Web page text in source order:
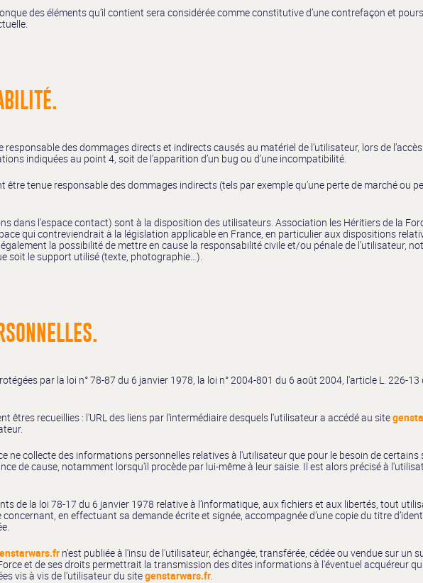
des éléments qu’il contient sera considérée comme constitutive d’une contrefaçon et
des dommages directs et indirects causés au matériel de l’utilisateur, lors de
indiquées au point 4, soit de l’apparition d’un bug ou d’une incompatibilité.
tenue responsable des dommages indirects (tels par exemple qu’une perte de marché ou
dans l’espace contact) sont à la disposition des utilisateurs. Association les Héritiers de la
qui contreviendrait à la législation applicable en France, en particulier aux dispositions
la possibilité de mettre en cause la responsabilité civile et/ou pénale de l’utilisateur,
soit le support utilisé (texte, photographie…).
par la loi n° 78-87 du 6 janvier 1978, la loi n° 2004-801 du 6 août 2004, l'article L. 226-
êtres recueillies : l'URL des liens par l'intermédiaire desquels l'utilisateur a accédé au site
ne collecte des informations personnelles relatives à l'utilisateur que pour le besoin de
de cause, notamment lorsqu'il procède par lui-même à leur saisie. Il est alors précisé à
de la loi 78-17 du 6 janvier 1978 relative à l’informatique, aux fichiers et aux libertés, tout
en effectuant sa demande écrite et signée, accompagnée d’une copie du titre
n'est publiée à l'insu de l'utilisateur, échangée, transférée, cédée ou vendue sur un
et de ses droits permettrait la transmission des dites informations à l'éventuel acquéreur
vis à vis de l'utilisateur du sitegenstarwars.fr